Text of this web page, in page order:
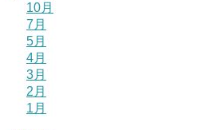
10月
7月
5月
4月
3月
2月
1月